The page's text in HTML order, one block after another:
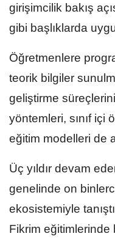
girişimcilik bakış
gibi başlıklarda
Öğretmenlere
teorik bilgiler
geliştirme
yöntemleri, sınıf içi
eğitim modelleri de
Üç yıldır devam
genelinde on
ekosistemiyle
Fikrim